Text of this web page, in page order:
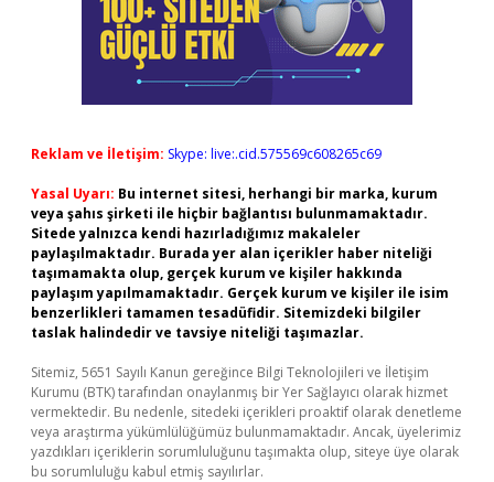
Reklam ve İletişim: Skype: live:.cid.575569c608265c69
Yasal Uyarı: Bu internet sitesi, herhangi bir marka, kurum
veya şahıs şirketi ile hiçbir bağlantısı bulunmamaktadır.
Sitede yalnızca kendi hazırladığımız makaleler
paylaşılmaktadır. Burada yer alan içerikler haber niteliği
taşımamakta olup, gerçek kurum ve kişiler hakkında
paylaşım yapılmamaktadır. Gerçek kurum ve kişiler ile isim
benzerlikleri tamamen tesadüfidir. Sitemizdeki bilgiler
taslak halindedir ve tavsiye niteliği taşımazlar.
Sitemiz, 5651 Sayılı Kanun gereğince Bilgi Teknolojileri ve İletişim
Kurumu (BTK) tarafından onaylanmış bir Yer Sağlayıcı olarak hizmet
vermektedir. Bu nedenle, sitedeki içerikleri proaktif olarak denetleme
veya araştırma yükümlülüğümüz bulunmamaktadır. Ancak, üyelerimiz
yazdıkları içeriklerin sorumluluğunu taşımakta olup, siteye üye olarak
bu sorumluluğu kabul etmiş sayılırlar.